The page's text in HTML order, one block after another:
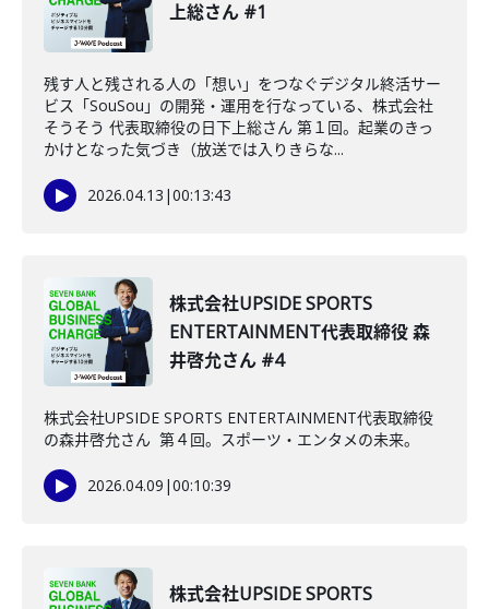
上総さん #1
残す人と残される人の「想い」をつなぐデジタル終活サー
ビス「SouSou」の開発・運用を行なっている、株式会社
そうそう 代表取締役の日下上総さん 第１回。起業のきっ
かけとなった気づき（放送では入りきらな...
2026.04.13 |00:13:43
株式会社UPSIDE SPORTS
ENTERTAINMENT代表取締役 森
井啓允さん #4
株式会社UPSIDE SPORTS ENTERTAINMENT代表取締役
の森井啓允さん 第４回。スポーツ・エンタメの未来。
2026.04.09 |00:10:39
株式会社UPSIDE SPORTS